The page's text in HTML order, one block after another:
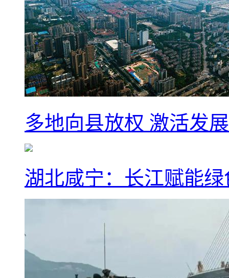
多地向县放权 激活发
湖北咸宁：长江赋能